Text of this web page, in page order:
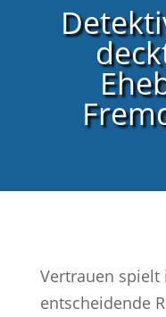
Vertrauen spielt
entscheidende